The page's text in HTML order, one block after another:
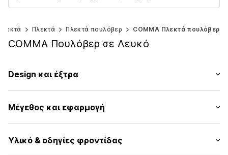
Πλεκτά Πλεκτά πουλόβερ COMMA Πλεκτά πουλόβερ
COMMA Πουλόβερ σε Λευκό
Design και έξτρα
Πλεκτά
Στρόγγυλη λαιμόκοψη
Ίσιο στρίφωμα
Σχέδιο all over
Μέγεθος και εφαρμογή
Μήκος: Μήκος κανονικό
Υλικό & οδηγίες φροντίδας